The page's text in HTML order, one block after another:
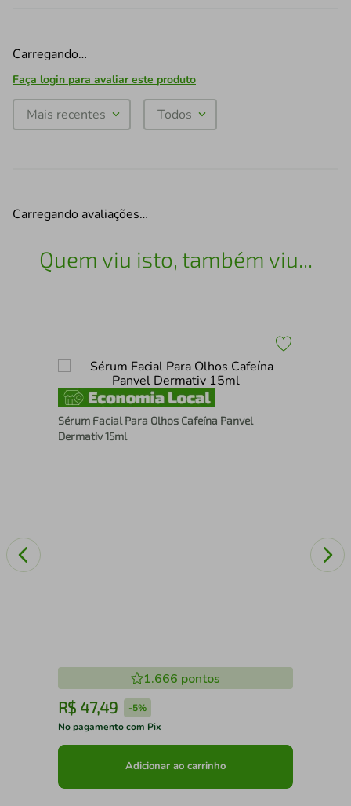
Carregando…
Faça login para avaliar este produto
Mais recentes Todos
Carregando avaliações…
Quem viu isto, também viu...
Sérum Facial Para Olhos Cafeína Panvel
Dermativ 15ml
1.666 pontos
R$ 47,49 -5%
No pagamento com Pix
Adicionar ao carrinho